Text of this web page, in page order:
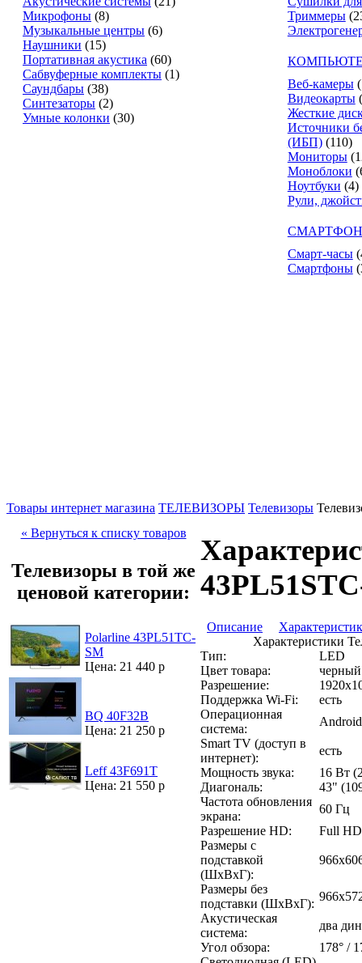
Микрофоны (8)
Музыкальные центры (6)
Наушники (15)
Портативная акустика (60)
Сабвуферные комплекты (1)
Саундбары (38)
Синтезаторы (2)
Умные колонки (30)
Триммеры
Веб-камеры
Видеокарты
Жесткие
Источники
(ИБП) (110)
Мониторы
Моноблоки
Ноутбуки (4)
Рули,
Смарт-часы
Смартфоны
Товары интернет магазина ТЕЛЕВИЗОРЫ Телевизоры
« Вернуться к списку товаров
Телевизоры в той же
ценовой категории:
Polarline 43PL51TC-
SM
Цена: 21 440 р
BQ 40F32B
Цена: 21 250 р
Leff 43F691T
Цена: 21 550 р
Описание
Характеристики
Тип:
LED
Цвет товара:
черный
Разрешение:
Поддержка Wi-Fi:
есть
Операционная
система:
Smart TV (доступ в
интернет):
есть
Мощность звука:
16 Вт
Диагональ:
43"
Частота обновления
экрана:
60 Гц
Разрешение HD:
Full HD
Размеры с
подставкой
(ШxВxГ):
Размеры без
подставки (ШxВxГ):
Акустическая
система:
два
Угол обзора:
178° /